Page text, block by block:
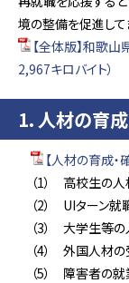
境の整備を促進して
【全体版】和歌
2,967キロバイト）
1．人材の育
【人材の育成
（1） 高校生の人
（2） UIターン就
（3） 大学生等
（4） 外国人材
（5） 障害者の就